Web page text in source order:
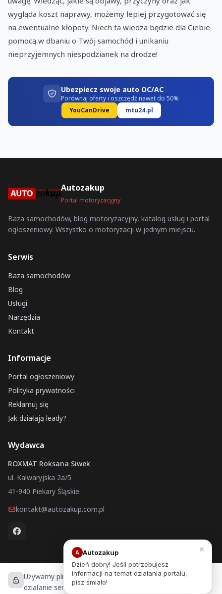
wygląda koszt naprawy, możemy lepiej przygotować się
na ewentualne kłopoty. Niech ta wiedza będzie dla Ciebie
pomocą w dbaniu o Twój samochód i unikaniu
nieprzyjemnych niespodzianek na drodze!
Ubezpiecz swoje auto OC/AC
Porównaj oferty i oszczędź nawet do 50%
YouCanDrive
mtu24.pl
Autozakup
Portal motoryzacyjny
Baza samochodów, blog motoryzacyjny, katalog usług i portal
ogłoszeniowy. Wszystko o motoryzacji w jednym miejscu.
Serwis
Baza samochodów
Blog
Usługi
Narzędzia
Kontakt
Informacje
Portal ogłoszeniowy
Polityka prywatności
Reklamuj się
Jak działają leady?
Wydawca
ROXMAT Roksana Siwek
ul. Kalwaryjska 2a/5
41-940 Piekary Śląskie
kontakt@autozakup.com.pl
Autozakup.com.pl © 2026 ROXMAT Roksana Siwek — Wszelkie
prawa zastrzeżone
Używamy plików cookies, aby zapewnić prawidłowe
działanie serwisu, analizować ruch i personalizować treści.
×
A Autozakup
Dzień dobry! Jeśli potrzebujesz
informacji na temat działania portalu,
pisz śmiało!